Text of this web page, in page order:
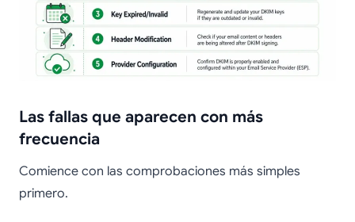
Las fallas que aparecen con más
frecuencia
Comience con las comprobaciones más simples
primero.